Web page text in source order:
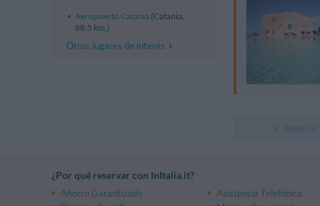
Aeropuerto Catania (Catania,
88.5 km.)
Otros lugares de interés
¿Por qué reservar con InItalia.it?
Ahorro Garantizado Asistencia Telefónica